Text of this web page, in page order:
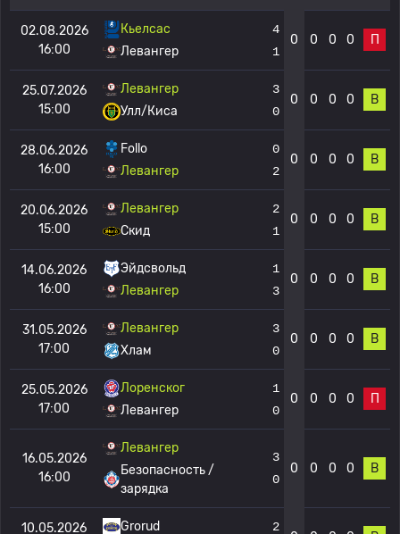
02.08.2026
16:00
Кьелсас
Левангер
4
1
0 0 0 0 П
25.07.2026
15:00
Левангер
Улл/Киса
3
0
0 0 0 0 В
28.06.2026
16:00
Follo
Левангер
0
2
0 0 0 0 В
20.06.2026
15:00
Левангер
Скид
2
1
0 0 0 0 В
14.06.2026
16:00
Эйдсвольд
Левангер
1
3
0 0 0 0 В
31.05.2026
17:00
Левангер
Хлам
3
0
0 0 0 0 В
25.05.2026
17:00
Лоренског
Левангер
1
0
0 0 0 0 П
16.05.2026
16:00
Левангер
Безопасность /
зарядка
3
0
0 0 0 0 В
10.05.2026
Grorud
2